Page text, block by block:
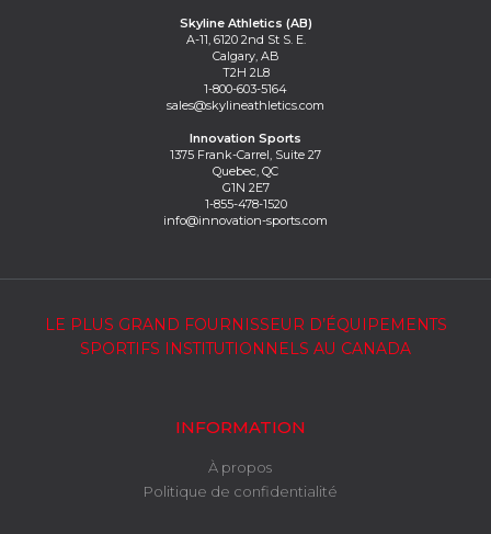
Skyline Athletics (AB)
A-11, 6120 2nd St S. E.
Calgary, AB
T2H 2L8
1-800-603-5164
sales@skylineathletics.com
Innovation Sports
1375 Frank-Carrel, Suite 27
Quebec, QC
G1N 2E7
1-855-478-1520
info@innovation-sports.com
LE PLUS GRAND FOURNISSEUR D’ÉQUIPEMENTS
SPORTIFS INSTITUTIONNELS AU CANADA
INFORMATION
À propos
Politique de confidentialité